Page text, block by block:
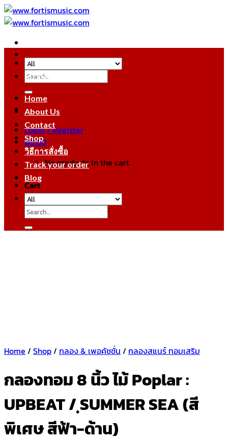
Skip
to
Search
for:
Login / Register
฿0.00
No products in the cart.
Cart
No products in the cart.
หมวดหมู่สินค้า
Home
About Us
Contact
Shop
วิธีการสั่งซื้อ
Track your order
Blog
Search
for:
Home / Shop/ กลอง & เพอคัชชั่น / กลองสแนร์ ทอมเสริม
กลองทอม 8 นิ้ว ไม้ Poplar :
UPBEAT / ฺSUMMER SEA (สี
พิเศษ สีฟ้า-ด้าน)